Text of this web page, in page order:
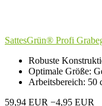
SattesGrün® Profi
Robuste
Optimale Größe:
Arbeitsbereich: 50
59,94 EUR −4,95 EUR